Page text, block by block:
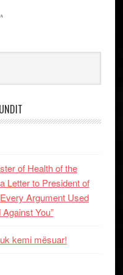
of Health of the
Letter to President of
Argument Used
You”
kemi mësuar!